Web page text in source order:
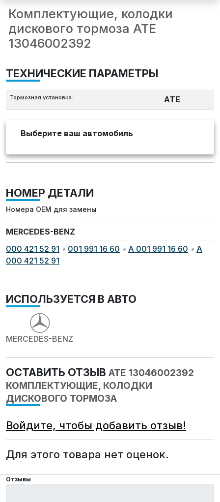
Комплектующие, колодки
дискового тормоза ATE
13046002392
ТЕХНИЧЕСКИЕ ПАРАМЕТРЫ
Тормозная установка: ATE
Выберите ваш автомобиль
НОМЕР ДЕТАЛИ
Номера OEM для замены
MERCEDES-BENZ
000 421 52 91 • 001 991 16 60 • A 001 991 16 60 • A
000 421 52 91
ИСПОЛЬЗУЕТСЯ В АВТО
MERCEDES-BENZ
ОСТАВИТЬ ОТЗЫВ ATE 13046002392
КОМПЛЕКТУЮЩИЕ, КОЛОДКИ
ДИСКОВОГО ТОРМОЗА
Войдите, чтобы добавить отзыв!
Для этого товара нет оценок.
Отзывы